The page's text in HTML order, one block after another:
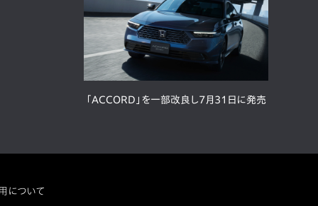
「ACCORD」を一部改良し7月31日に発売
について